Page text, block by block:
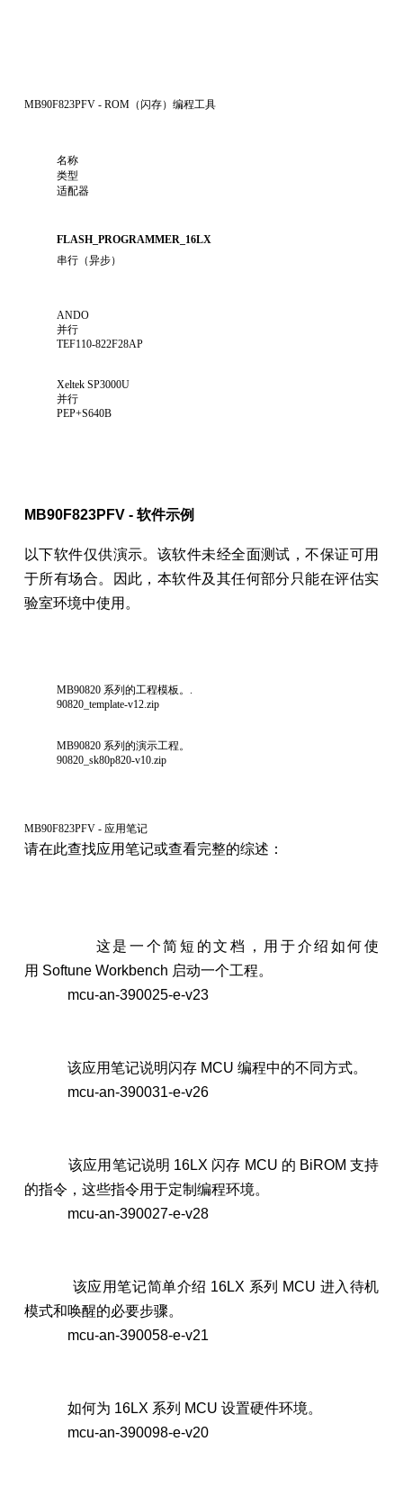
MB90F823PFV - ROM（闪存）编程工具
名称
类型
适配器
FLASH_PROGRAMMER_16LX
串行（异步）
ANDO
并行
TEF110-822F28AP
Xeltek SP3000U
并行
PEP+S640B
MB90F823PFV - 软件示例
以下软件仅供演示。该软件未经全面测试，不保证可用
于所有场合。因此，本软件及其任何部分只能在评估实
验室环境中使用。
MB90820 系列的工程模板。.
90820_template-v12.zip
MB90820 系列的演示工程。
90820_sk80p820-v10.zip
MB90F823PFV - 应用笔记
请在此查找应用笔记或查看完整的综述：
这是一个简短的文档，用于介绍如何使
用 Softune Workbench 启动一个工程。
mcu-an-390025-e-v23
该应用笔记说明闪存 MCU 编程中的不同方式。
mcu-an-390031-e-v26
该应用笔记说明 16LX 闪存 MCU 的 BiROM 支持
的指令，这些指令用于定制编程环境。
mcu-an-390027-e-v28
该应用笔记简单介绍 16LX 系列 MCU 进入待机
模式和唤醒的必要步骤。
mcu-an-390058-e-v21
如何为 16LX 系列 MCU 设置硬件环境。
mcu-an-390098-e-v20